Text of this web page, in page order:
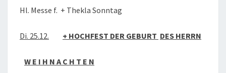
Hl. Messe f. + Thekla Sonntag
Di. 25.12. + HOCHFEST DER GEBURT DES HERRN
W E I H N A C H T E N